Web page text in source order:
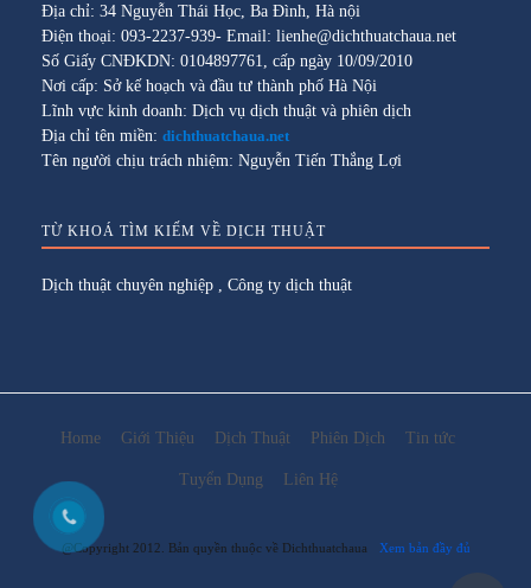
Địa chỉ: 34 Nguyễn Thái Học, Ba Đình, Hà nội
Điện thoại: 093-2237-939- Email: lienhe@dichthuatchaua.net
Số Giấy CNĐKDN: 0104897761, cấp ngày 10/09/2010
Nơi cấp: Sở kế hoạch và đầu tư thành phố Hà Nội
Lĩnh vực kinh doanh: Dịch vụ dịch thuật và phiên dịch
Địa chỉ tên miền: dichthuatchaua.net
Tên người chịu trách nhiệm: Nguyễn Tiến Thắng Lợi
TỪ KHOÁ TÌM KIẾM VỀ DỊCH THUẬT
Dịch thuật chuyên nghiệp Công ty dịch thuật
Home Giới Thiệu Dịch Thuật Phiên Dịch Tin tức
Tuyển Dụng Liên Hệ
@Copyright 2012. Bản quyền thuộc về Dichthuatchaua Xem bản đầy đủ